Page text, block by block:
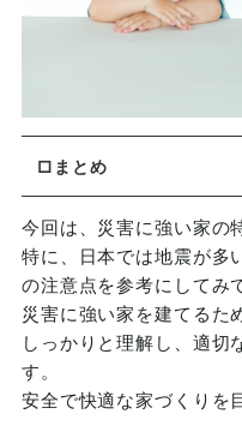
□まとめ
今回は、災害に強い家の
特に、日本では地震が多
の注意点を参考にしてみ
災害に強い家を建てるた
しっかりと理解し、適切
す。
安全で快適な家づくりを